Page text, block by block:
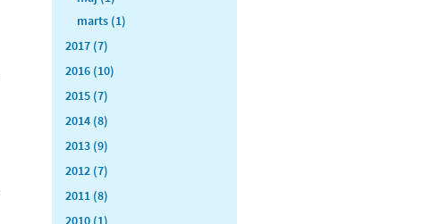
marts (1)
2017 (7)
2016 (10)
2015 (7)
2014 (8)
2013 (9)
2012 (7)
2011 (8)
2010 (1)